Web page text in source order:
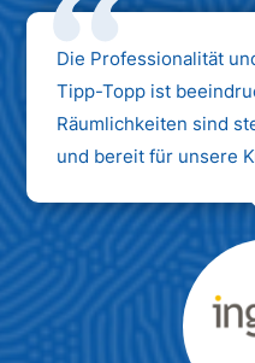
Die Professionalität
Tipp-Topp ist
Räumlichkeiten sind
und bereit für unsere